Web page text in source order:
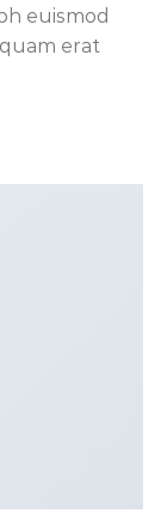
euismod
erat